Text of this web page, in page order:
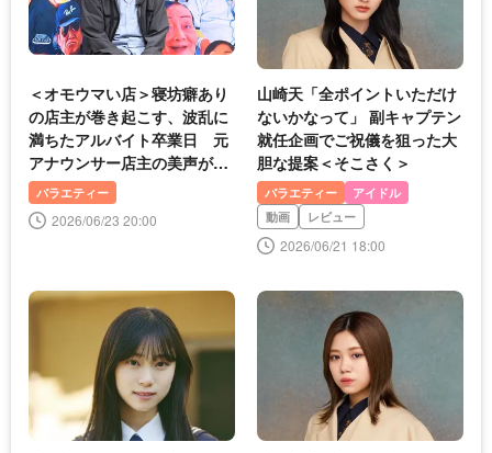
＜オモウマい店＞寝坊癖あり
の店主が巻き起こす、波乱に
満ちたアルバイト卒業日 元
アナウンサー店主の美声が響
く食堂
バラエティー
2026/06/23 20:00
山崎天「全ポイントいただけ
ないかなって」 副キャプテン
就任企画でご祝儀を狙った大
胆な提案＜そこさく＞
バラエティー
アイドル
動画
レビュー
2026/06/21 18:00